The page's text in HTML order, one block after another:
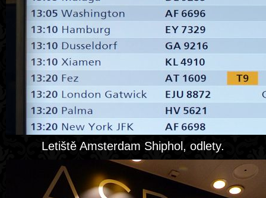
Letiště Amsterdam Shiphol, odlety.